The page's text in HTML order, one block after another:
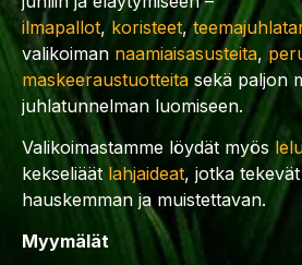
ilmapallot, koristeet,
valikoiman naamiaisasusteita,
maskeeraustuotteita sekä paljon
juhlatunnelman luomiseen.
Valikoimastamme löydät myös
kekseliäät lahjaideat, jotka
hauskemman ja muistettavan.
Myymälät